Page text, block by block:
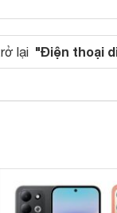
lại "Điện thoại